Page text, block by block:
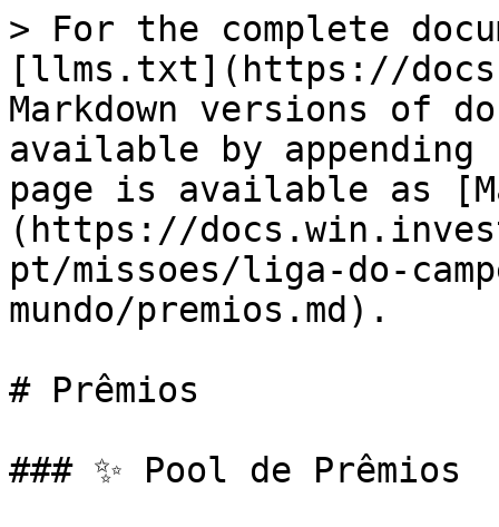
> For the complete
[llms.txt](https://
Markdown versions of
available by
page is available as
(https://
pt/missoes/liga-do-
mundo/premios.md).
# Prêmios
### ✨ Pool de Prêmios